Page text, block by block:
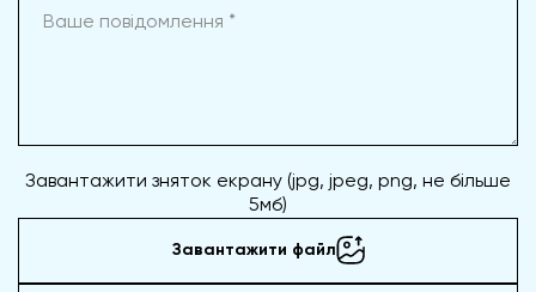
Завантажити зняток екрану (jpg, jpeg, png, не більше
5мб)
Завантажити файл